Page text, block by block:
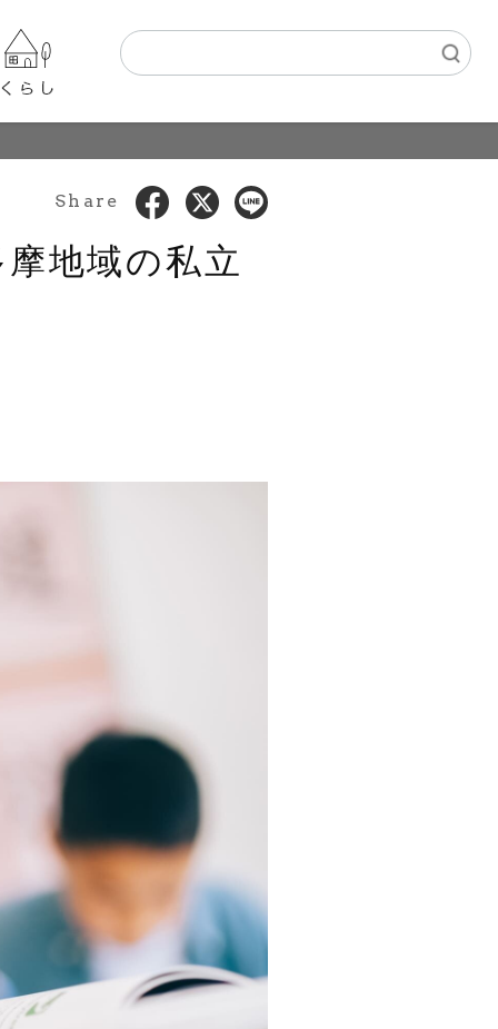
Share
地域の私立